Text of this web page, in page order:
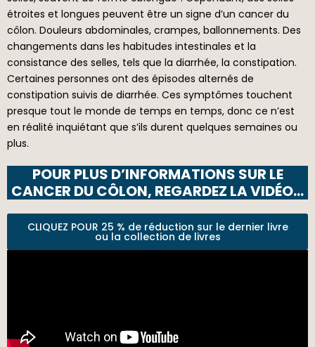
étroites et longues peuvent être un signe d’un cancer du
côlon. Douleurs abdominales, crampes, ballonnements. Des
changements dans les habitudes intestinales et la
consistance des selles, tels que la diarrhée, la constipation.
Certaines personnes ont des épisodes alternés de
constipation suivis de diarrhée. Ces symptômes touchent
presque tout le monde de temps en temps, donc ce n’est
en réalité inquiétant que s’ils durent quelques semaines ou
plus.
POUR PLUS D’INFORMATIONS SUR LE
CANCER DU CÔLON, REGARDEZ LA VIDÉO…
CLIQUEZ POUR 25 % de réduction sur le dernier livre
ou la collection de livres